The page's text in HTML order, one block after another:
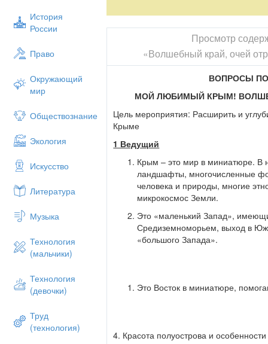
История
России
Право
Окружающий
мир
Обществознание
Экология
Искусство
Литература
Музыка
Технология
(мальчики)
Технология
(девочки)
Труд
(технология)
Просмотр
«Волшебный край, очей
ВОПРОСЫ
МОЙ ЛЮБИМЫЙ КРЫМ!
Цель мероприятия: Расширить и
Крыме
1 Ведущий
Крым – это мир в миниатюре. В
ландшафты, многочисленные
человека и природы, многие
микрокосмос Земли.
Это «маленький Запад»,
Средиземноморьем, выход в
«большого Запада».
Это Восток в миниатюре,
4. Красота полуострова и